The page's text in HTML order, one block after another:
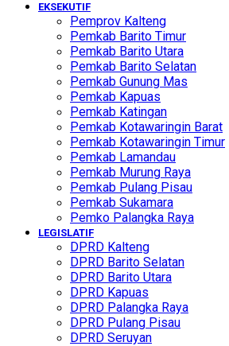
EKSEKUTIF
Pemprov Kalteng
Pemkab Barito Timur
Pemkab Barito Utara
Pemkab Barito Selatan
Pemkab Gunung Mas
Pemkab Kapuas
Pemkab Katingan
Pemkab Kotawaringin Barat
Pemkab Kotawaringin Timur
Pemkab Lamandau
Pemkab Murung Raya
Pemkab Pulang Pisau
Pemkab Sukamara
Pemko Palangka Raya
LEGISLATIF
DPRD Kalteng
DPRD Barito Selatan
DPRD Barito Utara
DPRD Kapuas
DPRD Palangka Raya
DPRD Pulang Pisau
DPRD Seruyan